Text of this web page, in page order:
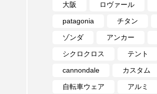
大阪 ロヴァール
patagonia チタン
ゾンダ アンカー
シクロクロス テント
cannondale カスタム
自転車ウェア アルミ